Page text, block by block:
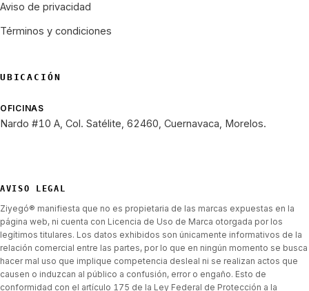
Aviso de privacidad
Términos y condiciones
UBICACIÓN
OFICINAS
Nardo #10 A, Col. Satélite, 62460, Cuernavaca, Morelos.
AVISO LEGAL
Ziyegó® manifiesta que no es propietaria de las marcas expuestas en la
página web, ni cuenta con Licencia de Uso de Marca otorgada por los
legítimos titulares. Los datos exhibidos son únicamente informativos de la
relación comercial entre las partes, por lo que en ningún momento se busca
hacer mal uso que implique competencia desleal ni se realizan actos que
causen o induzcan al público a confusión, error o engaño. Esto de
conformidad con el artículo 175 de la Ley Federal de Protección a la